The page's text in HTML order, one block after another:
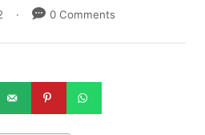
0 Comments